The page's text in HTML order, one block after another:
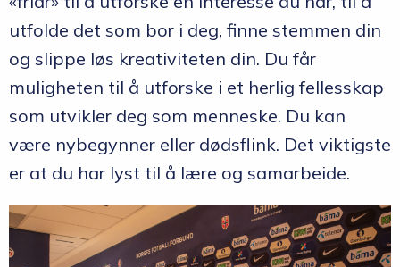
utfolde det som bor i deg, finne stemmen din
og slippe løs kreativiteten din. Du får
muligheten til å utforske i et herlig fellesskap
som utvikler deg som menneske. Du kan
være nybegynner eller dødsflink. Det viktigste
er at du har lyst til å lære og samarbeide.